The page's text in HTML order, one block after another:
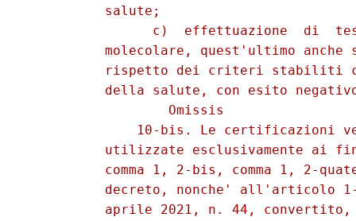
          salute;
c)  effettuazione  di
molecolare, quest'ultimo anche
rispetto dei criteri stabiliti
della salute, con esito
                  Omissis
10-bis. Le certificazioni
utilizzate esclusivamente ai
comma 1, 2-bis, comma 1, 2-
decreto, nonche' all'articolo
aprile 2021, n. 44,